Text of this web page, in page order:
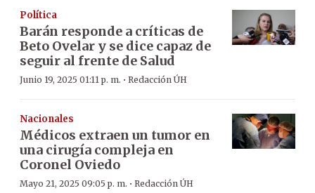
Política
Barán responde a críticas de
Beto Ovelar y se dice capaz de
seguir al frente de Salud
Junio 19, 2025 01:11 p. m. · Redacción ÚH
Nacionales
Médicos extraen un tumor en
una cirugía compleja en
Coronel Oviedo
Mayo 21, 2025 09:05 p. m. · Redacción ÚH